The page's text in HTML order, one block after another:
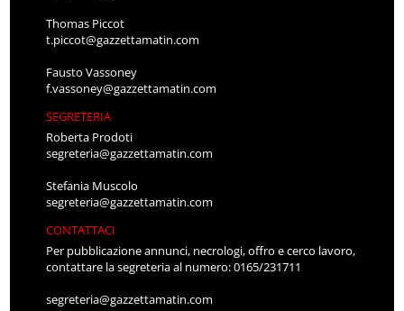
Thomas Piccot
t.piccot@gazzettamatin.com
Fausto Vassoney
f.vassoney@gazzettamatin.com
SEGRETERIA
Roberta Prodoti
segreteria@gazzettamatin.com
Stefania Muscolo
segreteria@gazzettamatin.com
CONTATTACI
Per pubblicazione annunci, necrologi, offro e cerco lavoro,
contattare la segreteria al numero: 0165/231711
segreteria@gazzettamatin.com